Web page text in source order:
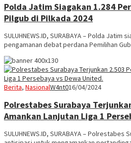
Polda Jatim Siagakan 1.284
Pilgub di Pilkada 2024
SULUHNEWS.ID, SURABAYA – Polda Jatim
pengamanan debat perdana Pemilihan
Berita, NasionalW4nt016/04/2024
Polrestabes Surabaya
Amankan Lanjutan Liga 1
SULUHNEWS.ID, SURABAYA –